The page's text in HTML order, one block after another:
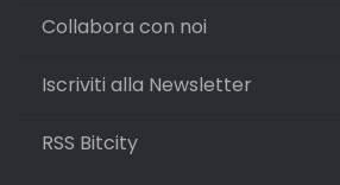
Collabora con noi
Iscriviti alla Newsletter
RSS Bitcity